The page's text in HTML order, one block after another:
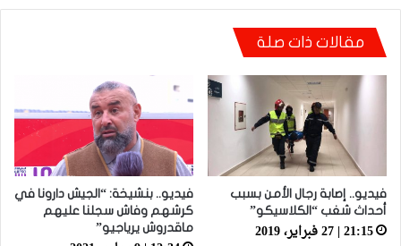
أيت منا: “كاع لي كانو كيساعدو الوداد عيط ليهم
قاضي التحقيق.. دابا حتى شي واحد ما بقا باغي
يعاون”
مقالات ذات صلة
فيديو.. إصابة رجال الأمن بسبب
أحداث شغب “الكلاسيكو”
21:15 | 27 فبراير، 2019
فيديو.. بنشيخة: “الجيش دارونا في
كرشهم وفاش سجلنا عليهم
ماقدروش يرياجيو”